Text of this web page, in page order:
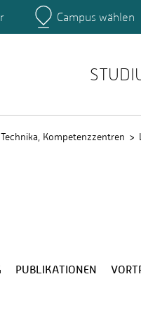
Rechenzentrum
Campus wählen
Kompetenzzentren
PUBLIKATIONEN